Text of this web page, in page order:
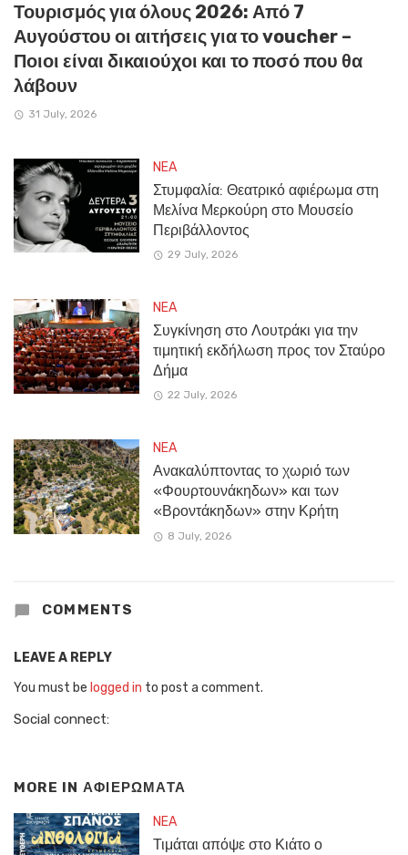
Τουρισμός για όλους 2026: Από 7
Αυγούστου οι αιτήσεις για το voucher –
Ποιοι είναι δικαιούχοι και το ποσό που θα
λάβουν
31 July, 2026
NEA
Στυμφαλία: Θεατρικό αφιέρωμα στη
Μελίνα Μερκούρη στο Μουσείο
Περιβάλλοντος
29 July, 2026
NEA
Συγκίνηση στο Λουτράκι για την
τιμητική εκδήλωση προς τον Σταύρο
Δήμα
22 July, 2026
NEA
Ανακαλύπτοντας το χωριό των
«Φουρτουνάκηδων» και των
«Βροντάκηδων» στην Κρήτη
8 July, 2026
COMMENTS
LEAVE A REPLY
You must be logged in to post a comment.
Social connect:
MORE IN ΑΦΙΕΡΩΜΑΤΑ
NEA
Τιμάται απόψε στο Κιάτο ο